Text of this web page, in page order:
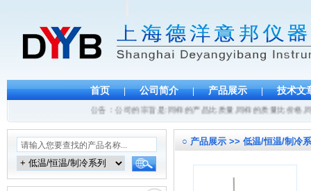
首页 | 公司简介 | 产品展示 | 技术文
公告：公司的宗旨是:同样的产品比质量,同样的质量比价格,
○ 产品展示 >> 低温/恒温/制冷